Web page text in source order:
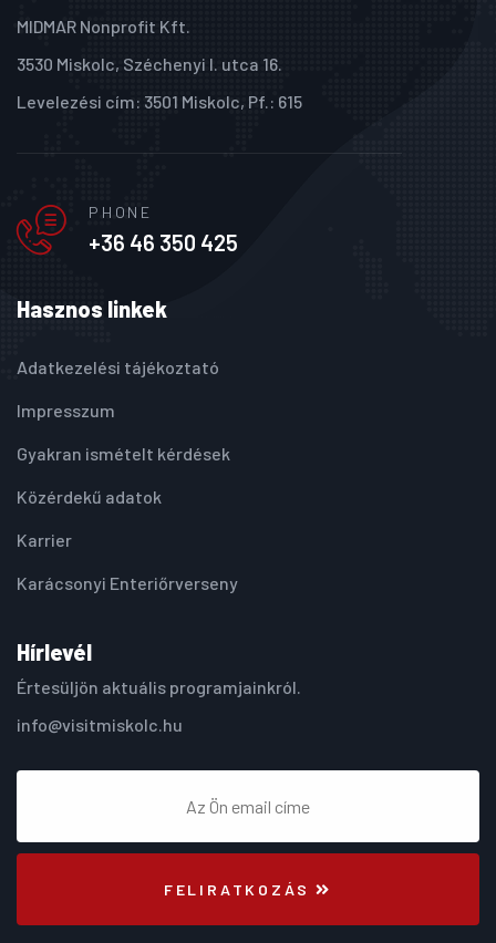
MIDMAR Nonprofit Kft.
3530 Miskolc, Széchenyi I. utca 16.
Levelezési cím: 3501 Miskolc, Pf.: 615
PHONE
+36 46 350 425
Hasznos linkek
Adatkezelési tájékoztató
Impresszum
Gyakran ismételt kérdések
Közérdekű adatok
Karrier
Karácsonyi Enteriőrverseny
Hírlevél
Értesüljön aktuális programjainkról.
info@visitmiskolc.hu
FELIRATKOZÁS